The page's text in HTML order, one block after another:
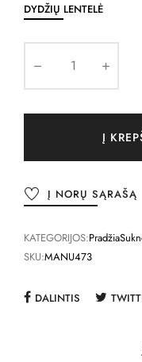
DYDŽIŲ LENTELĖ
Į
Į NORŲ SĄRAŠĄ
KATEGORIJOS:Pradžia
SKU:MANU473
DALINTIS